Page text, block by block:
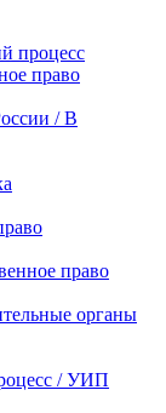
процесс
право
/ В
право
органы
/ УИП